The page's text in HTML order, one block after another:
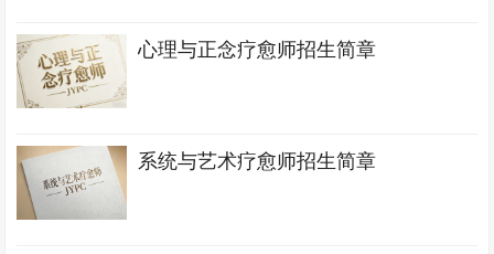
心理与正念疗愈师招生简章
系统与艺术疗愈师招生简章